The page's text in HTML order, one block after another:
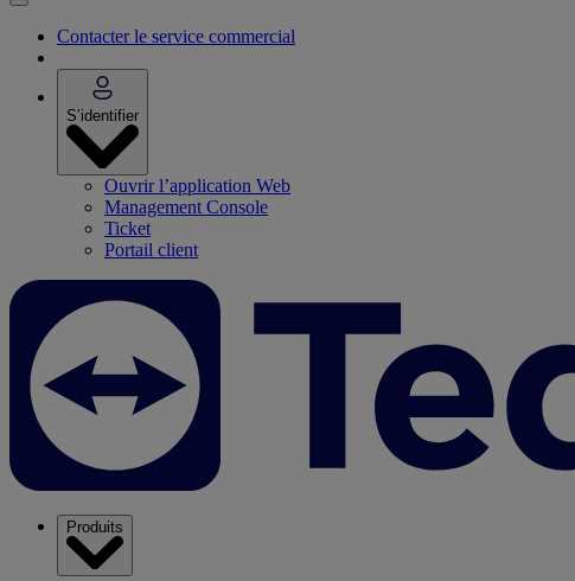
Contacter le service commercial
S’identifier
Ouvrir l’application Web
Management Console
Ticket
Portail client
Produits